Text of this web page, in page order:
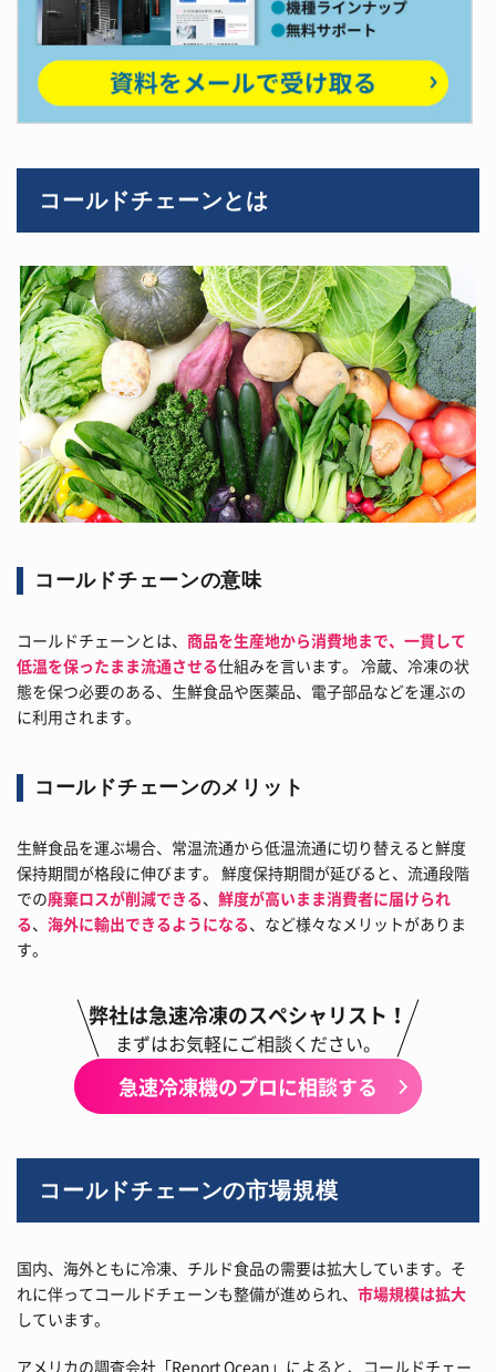
コールドチェーンとは
コールドチェーンの意味
コールドチェーンとは、 商品を生産地から消費地まで、一貫して
低温を保ったまま流通させる仕組みを言います。 冷蔵、冷凍の状
態を保つ必要のある、生鮮食品や医薬品、電子部品などを運ぶの
に利用されます。
コールドチェーンのメリット
生鮮食品を運ぶ場合、常温流通から低温流通に切り替えると鮮度
保持期間が格段に伸びます。 鮮度保持期間が延びると、流通段階
での廃棄ロスが削減できる、 鮮度が高いまま消費者に届けられ
る、 海外に輸出できるようになる、など様々なメリットがありま
す。
弊社は急速冷凍のスペシャリスト！
まずはお気軽にご相談ください。
急速冷凍機のプロに相談する
コールドチェーンの市場規模
国内、海外ともに冷凍、チルド食品の需要は拡大しています。そ
れに伴ってコールドチェーンも整備が進められ、 市場規模は拡大
しています。
アメリカの調査会社「Report Ocean」によると、コールドチェー